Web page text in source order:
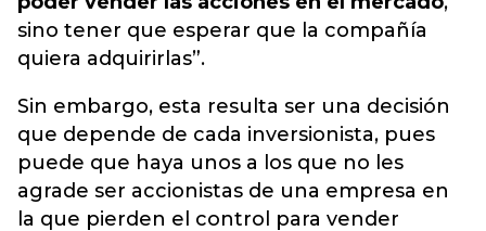
sino tener que esperar que la compañía
quiera adquirirlas”.
Sin embargo, esta resulta ser una decisión
que depende de cada inversionista, pues
puede que haya unos a los que no les
agrade ser accionistas de una empresa en
la que pierden el control para vender